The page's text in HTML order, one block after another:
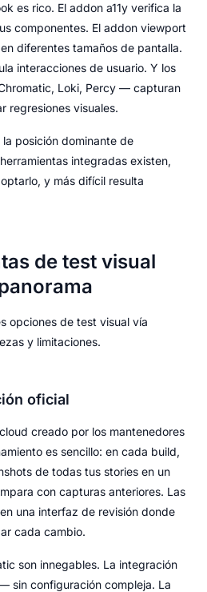
es rico. El addon a11y verifica la
componentes. El addon viewport
diferentes tamaños de pantalla.
interacciones de usuario. Y los
Loki, Percy — capturan
regresiones visuales.
posición dominante de
integradas existen,
y más difícil resulta
de test visual
opciones de test visual vía
y limitaciones.
oficial
creado por los mantenedores
es sencillo: en cada build,
de todas tus stories en un
con capturas anteriores. Las
una interfaz de revisión donde
cada cambio.
son innegables. La integración
sin configuración compleja. La